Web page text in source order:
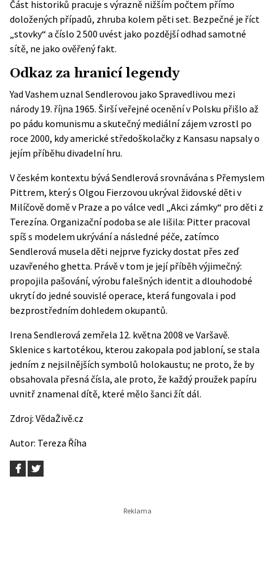
Část historiků pracuje s výrazně nižším počtem přímo
doložených případů, zhruba kolem pěti set. Bezpečné je říct
„stovky“ a číslo 2 500 uvést jako pozdější odhad samotné
sítě, ne jako ověřený fakt.
Odkaz za hranicí legendy
Yad Vashem uznal Sendlerovou jako Spravedlivou mezi
národy 19. října 1965. Širší veřejné ocenění v Polsku přišlo až
po pádu komunismu a skutečný mediální zájem vzrostl po
roce 2000, kdy americké středoškolačky z Kansasu napsaly o
jejím příběhu divadelní hru.
V českém kontextu bývá Sendlerová srovnávána s Přemyslem
Pittrem, který s Olgou Fierzovou ukrýval židovské děti v
Milíčově domě v Praze a po válce vedl „Akci zámky“ pro děti z
Terezína. Organizační podoba se ale lišila: Pitter pracoval
spíš s modelem ukrývání a následné péče, zatímco
Sendlerová musela děti nejprve fyzicky dostat přes zeď
uzavřeného ghetta. Právě v tom je její příběh výjimečný:
propojila pašování, výrobu falešných identit a dlouhodobé
ukrytí do jedné souvislé operace, která fungovala i pod
bezprostředním dohledem okupantů.
Irena Sendlerová zemřela 12. května 2008 ve Varšavě.
Sklenice s kartotékou, kterou zakopala pod jabloní, se stala
jedním z nejsilnějších symbolů holokaustu; ne proto, že by
obsahovala přesná čísla, ale proto, že každý proužek papíru
uvnitř znamenal dítě, které mělo šanci žít dál.
Zdroj: VědaŽivě.cz
Autor: Tereza Říha